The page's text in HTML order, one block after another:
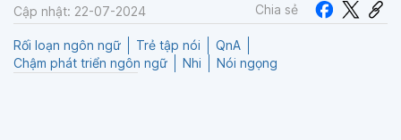
Cập nhật: 22-07-2024 Chia sẻ
Rối loạn ngôn ngữ Trẻ tập nói
QnA
Chậm phát triển ngôn ngữ
Nhi Nói ngọng